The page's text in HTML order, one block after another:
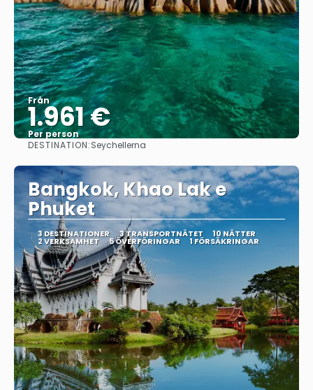
Från
1.961 €
Per person
DESTINATION:Seychellerna
Bangkok, Khao Lak e
Phuket
3 DESTINATIONER 3 TRANSPORTNÄTET 10 NÄTTER
2 VERKSAMHET 5 ÖVERFÖRINGAR 1 FÖRSÄKRINGAR